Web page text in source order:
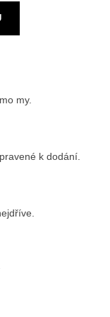
my.
k dodání.